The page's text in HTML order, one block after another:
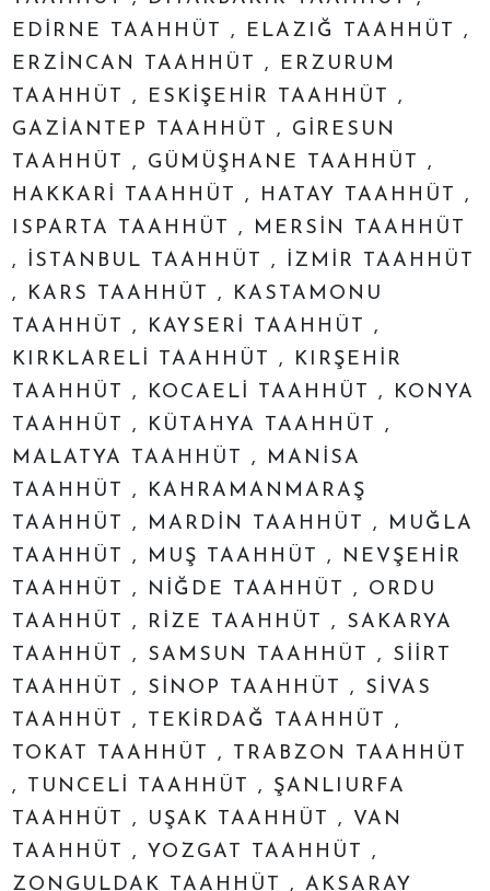
EDİRNE TAAHHÜT , ELAZIĞ TAAHHÜT ,
ERZİNCAN TAAHHÜT , ERZURUM
TAAHHÜT , ESKİŞEHİR TAAHHÜT ,
GAZİANTEP TAAHHÜT , GİRESUN
TAAHHÜT , GÜMÜŞHANE TAAHHÜT ,
HAKKARİ TAAHHÜT , HATAY TAAHHÜT ,
ISPARTA TAAHHÜT , MERSİN TAAHHÜT
, İSTANBUL TAAHHÜT , İZMİR TAAHHÜT
, KARS TAAHHÜT , KASTAMONU
TAAHHÜT , KAYSERİ TAAHHÜT ,
KIRKLARELİ TAAHHÜT , KIRŞEHİR
TAAHHÜT , KOCAELİ TAAHHÜT , KONYA
TAAHHÜT , KÜTAHYA TAAHHÜT ,
MALATYA TAAHHÜT , MANİSA
TAAHHÜT , KAHRAMANMARAŞ
TAAHHÜT , MARDİN TAAHHÜT , MUĞLA
TAAHHÜT , MUŞ TAAHHÜT , NEVŞEHİR
TAAHHÜT , NİĞDE TAAHHÜT , ORDU
TAAHHÜT , RİZE TAAHHÜT , SAKARYA
TAAHHÜT , SAMSUN TAAHHÜT , SİİRT
TAAHHÜT , SİNOP TAAHHÜT , SİVAS
TAAHHÜT , TEKİRDAĞ TAAHHÜT ,
TOKAT TAAHHÜT , TRABZON TAAHHÜT
, TUNCELİ TAAHHÜT , ŞANLIURFA
TAAHHÜT , UŞAK TAAHHÜT , VAN
TAAHHÜT , YOZGAT TAAHHÜT ,
ZONGULDAK TAAHHÜT , AKSARAY